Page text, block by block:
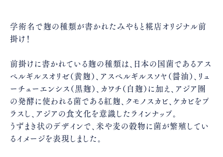
学術名で麹の種類が書かれたみやもと糀店オリジナル前
掛け！
前掛けに書かれている麹の種類は、日本の国菌であるアス
ペルギルスオリゼ（黄麹）、アスペルギルスソヤ（醤油）、リュ
ーチューエンシス（黒麹）、カワチ（白麹）に加え、アジア圏
の発酵に使われる菌である紅麹、クモノスカビ、ケカビをプ
ラスし、アジアの食文化を意識したラインナップ。
うずまき状のデザインで、米や麦の穀物に菌が繁殖してい
るイメージを表現しました。